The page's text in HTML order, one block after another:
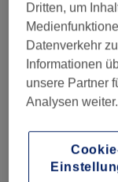
Dritten, um
Datenverkehr
Informationen
unsere Partner
Analysen weiter.